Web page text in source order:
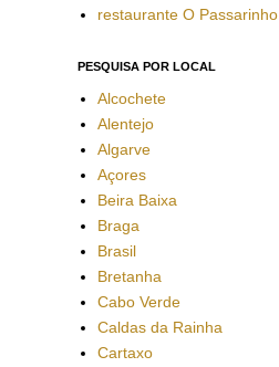
restaurante O Passarinho
PESQUISA POR LOCAL
Alcochete
Alentejo
Algarve
Açores
Beira Baixa
Braga
Brasil
Bretanha
Cabo Verde
Caldas da Rainha
Cartaxo